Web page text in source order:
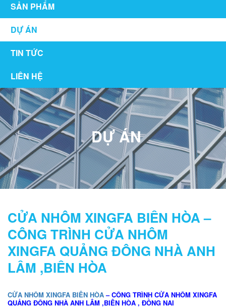
SẢN PHẨM
DỰ ÁN
TIN TỨC
LIÊN HỆ
DỰ ÁN
CỬA NHÔM XINGFA BIÊN HÒA –
CÔNG TRÌNH CỬA NHÔM
XINGFA QUẢNG ĐÔNG NHÀ ANH
LÂM ,BIÊN HÒA
CỬA NHÔM XINGFA BIÊN HÒA– CÔNG TRÌNH CỬA NHÔM XINGFA
QUẢNG ĐÔNG NHÀ ANH LÂM ,BIÊN HÒA , ĐỒNG NAI